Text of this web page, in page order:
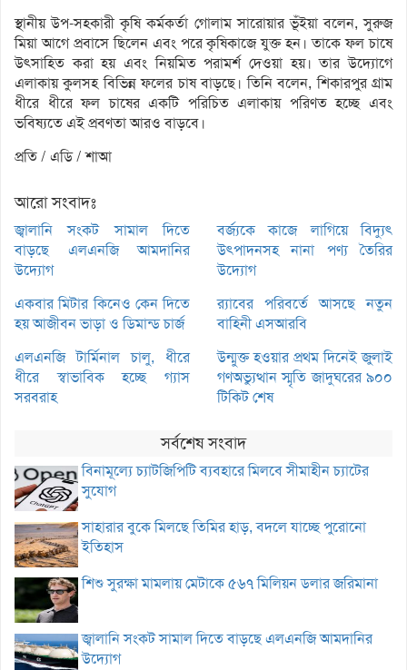
স্থানীয় উপ-সহকারী কৃষি কর্মকর্তা গোলাম সারোয়ার ভূঁইয়া বলেন, সুরুজ
মিয়া আগে প্রবাসে ছিলেন এবং পরে কৃষিকাজে যুক্ত হন। তাকে ফল চাষে
উৎসাহিত করা হয় এবং নিয়মিত পরামর্শ দেওয়া হয়। তার উদ্যোগে
এলাকায় কুলসহ বিভিন্ন ফলের চাষ বাড়ছে। তিনি বলেন, শিকারপুর গ্রাম
ধীরে ধীরে ফল চাষের একটি পরিচিত এলাকায় পরিণত হচ্ছে এবং
ভবিষ্যতে এই প্রবণতা আরও বাড়বে।
প্রতি / এডি / শাআ
আরো সংবাদঃ
জ্বালানি সংকট সামাল দিতে
বাড়ছে এলএনজি আমদানির
উদ্যোগ
বর্জ্যকে কাজে লাগিয়ে বিদ্যুৎ
উৎপাদনসহ নানা পণ্য তৈরির
উদ্যোগ
একবার মিটার কিনেও কেন দিতে
হয় আজীবন ভাড়া ও ডিমান্ড চার্জ
র‌্যাবের পরিবর্তে আসছে নতুন
বাহিনী এসআরবি
এলএনজি টার্মিনাল চালু, ধীরে
ধীরে স্বাভাবিক হচ্ছে গ্যাস
সরবরাহ
উন্মুক্ত হওয়ার প্রথম দিনেই জুলাই
গণঅভ্যুত্থান স্মৃতি জাদুঘরের ৯০০
টিকিট শেষ
সর্বশেষ সংবাদ
বিনামূল্যে চ্যাটজিপিটি ব্যবহারে মিলবে সীমাহীন চ্যাটের
সুযোগ
সাহারার বুকে মিলছে তিমির হাড়, বদলে যাচ্ছে পুরোনো
ইতিহাস
শিশু সুরক্ষা মামলায় মেটাকে ৫৬৭ মিলিয়ন ডলার জরিমানা
জ্বালানি সংকট সামাল দিতে বাড়ছে এলএনজি আমদানির
উদ্যোগ